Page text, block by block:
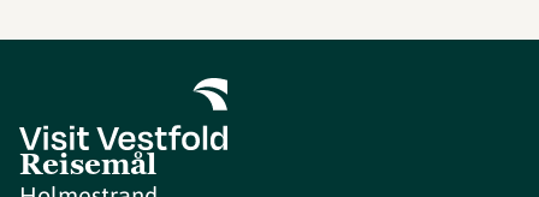
Reisemål